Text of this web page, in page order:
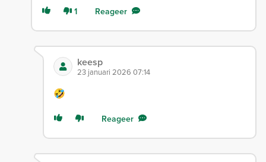
1 Reageer
keesp
23 januari 2026 07:14
🤣
Reageer